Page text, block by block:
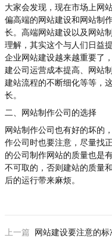
大家会发现，现在市场上网
偏高端的网站建设和网站制
长。高端网站建设以及网站
理解，其实这个与人们日益
企业网站建设越来越重要了
建公司运营成本提高、网站
建站流程的不断细化等等，
长。
二、网站制作公司的选择
网站制作公司也有好的坏的
作公司时也要注意，尽量找
的公司制作网站的质量也是
不可取的，否则建站的质量
后的运行带来麻烦。
上一篇 网站建设要注意的标